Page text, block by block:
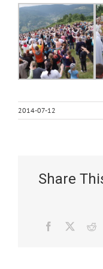
2014-07-12
Share
Facebook